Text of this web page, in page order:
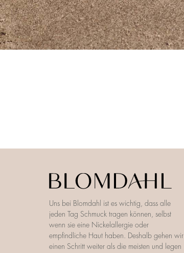
Uns bei Blomdahl ist es wichtig, dass alle
jeden Tag Schmuck tragen können, selbst
wenn sie eine Nickelallergie oder
empfindliche Haut haben. Deshalb gehen wir
einen Schritt weiter als die meisten und legen